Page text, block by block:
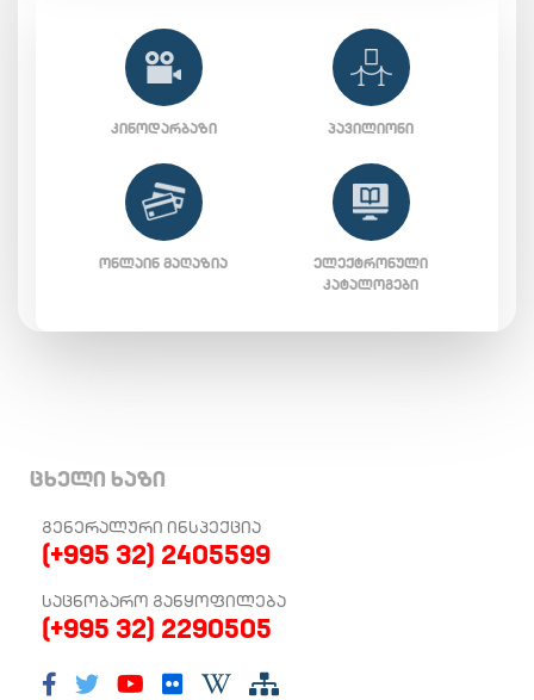
ᲙᲘᲜᲝᲓᲐᲠᲑᲐᲖᲘ ᲞᲐᲕᲘᲚᲘᲝᲜᲘ
ᲝᲜᲚᲐᲘᲜ ᲛᲐᲦᲐᲖᲘᲐ
ᲔᲚᲔᲥᲢᲠᲝᲜᲣᲚᲘ
ᲙᲐᲢᲐᲚᲝᲒᲔᲑᲘ
ცხელი ხაზი
ᲒᲔᲜᲔᲠᲐᲚᲣᲠᲘ ᲘᲜᲡᲞᲔᲥᲪᲘᲐ
(+995 32) 2405599
ᲡᲐᲪᲜᲝᲑᲐᲠᲝ ᲒᲐᲜᲧᲝᲤᲘᲚᲔᲑᲐ
(+995 32) 2290505